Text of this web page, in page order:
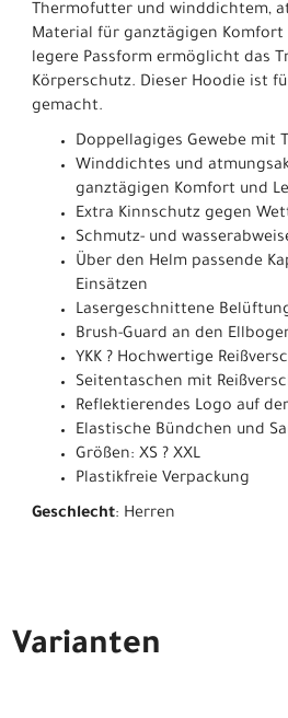
Thermofutter und winddichtem,
Material für ganztägigen Komfort
legere Passform ermöglicht das
Körperschutz. Dieser Hoodie ist
gemacht.
Doppellagiges Gewebe mit
Winddichtes und
ganztägigen Komfort und
Extra Kinnschutz gegen
Schmutz- und
Über den Helm passende
Einsätzen
Lasergeschnittene
Brush-Guard an den
YKK ? Hochwertige
Seitentaschen mit
Reflektierendes Logo auf
Elastische Bündchen und
Größen: XS ? XXL
Plastikfreie Verpackung
Geschlecht: Herren
Varianten